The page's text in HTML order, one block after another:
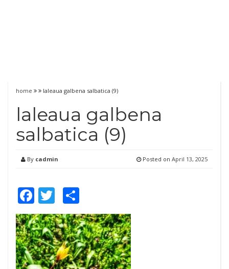
home laleaua galbena salbatica (9)
laleaua galbena
salbatica (9)
By cadmin Posted on April 13, 2025
Facebook
Twitter